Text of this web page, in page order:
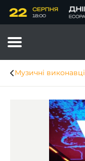
Музичні виконавці